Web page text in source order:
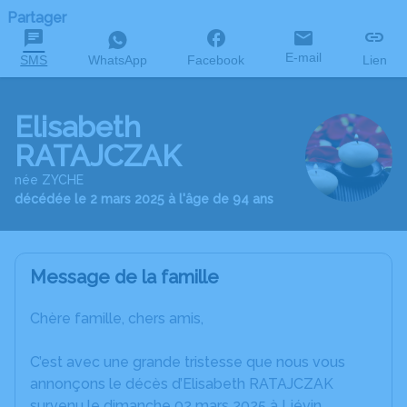
Partager
SMS WhatsApp Facebook E-mail Lien
Elisabeth
RATAJCZAK
née ZYCHE
décédée le 2 mars 2025 à l'âge de 94 ans
Message de la famille
Chère famille, chers amis,
C’est avec une grande tristesse que nous vous
annonçons le décès d’Elisabeth RATAJCZAK